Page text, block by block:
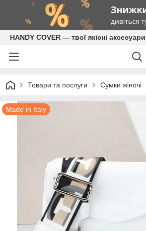
HANDY COVER — твої якісні
Товари та послуги Сумки жіночі
Made in Italy